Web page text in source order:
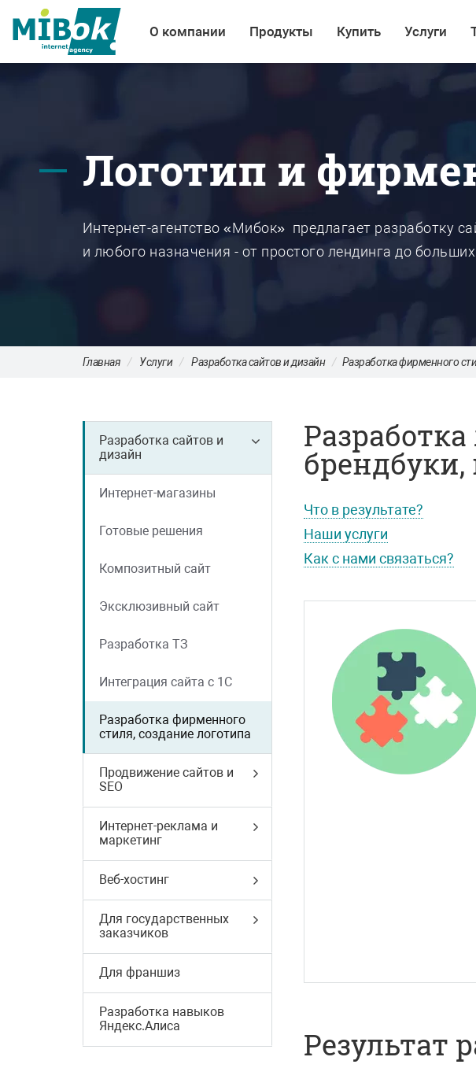
О компании Продукты Купить Услуги
Логотип и
Интернет-агентство «Мибок» предлагает разработку
и любого назначения - от простого лендинга до больших
Главная Услуги Разработка сайтов и дизайн Разработка фирменного
Разработка сайтов и
дизайн
Интернет-магазины
Готовые решения
Композитный сайт
Эксклюзивный сайт
Разработка ТЗ
Интеграция сайта с 1С
Разработка фирменного
стиля, создание логотипа
Продвижение сайтов и
SEO
Интернет-реклама и
маркетинг
Веб-хостинг
Для государственных
заказчиков
Для франшиз
Разработка навыков
Яндекс.Алиса
брендбуки,
Что в результате?
Наши услуги
Как с нами связаться?
Результат